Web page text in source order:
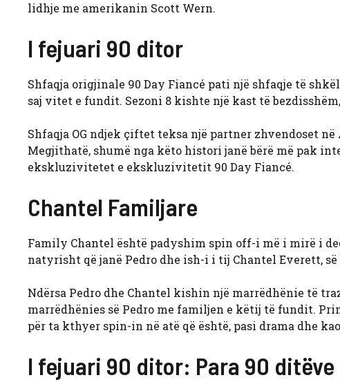
lidhje me amerikanin Scott Wern.
I fejuari 90 ditor
Shfaqja origjinale 90 Day Fiancé pati një shfaqje të
saj vitet e fundit. Sezoni 8 kishte një kast të
Shfaqja OG ndjek çiftet teksa një partner zhvendoset
Megjithatë, shumë nga këto histori janë bërë më pak
ekskluzivitetet e ekskluzivitetit 90 Day Fiancé.
Chantel Familjare
Family Chantel është padyshim spin off-i më i mirë i
natyrisht që janë Pedro dhe ish-i i tij Chantel Everett,
Ndërsa Pedro dhe Chantel kishin një marrëdhënie të
marrëdhënies së Pedro me familjen e këtij të fundit.
për ta kthyer spin-in në atë që është, pasi drama dhe
I fejuari 90 ditor: Para 90 ditëve